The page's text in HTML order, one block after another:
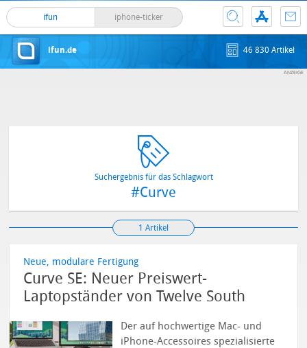
ifun iphone-ticker
ifun.de 46 830 Artikel
Suchergebnis für das Schlagwort
#Curve
1 Artikel
Neue, modulare Fertigung
Curve SE: Neuer Preiswert-
Laptopständer von Twelve South
Der auf hochwertige Mac- und
iPhone-Accessoires spezialisierte